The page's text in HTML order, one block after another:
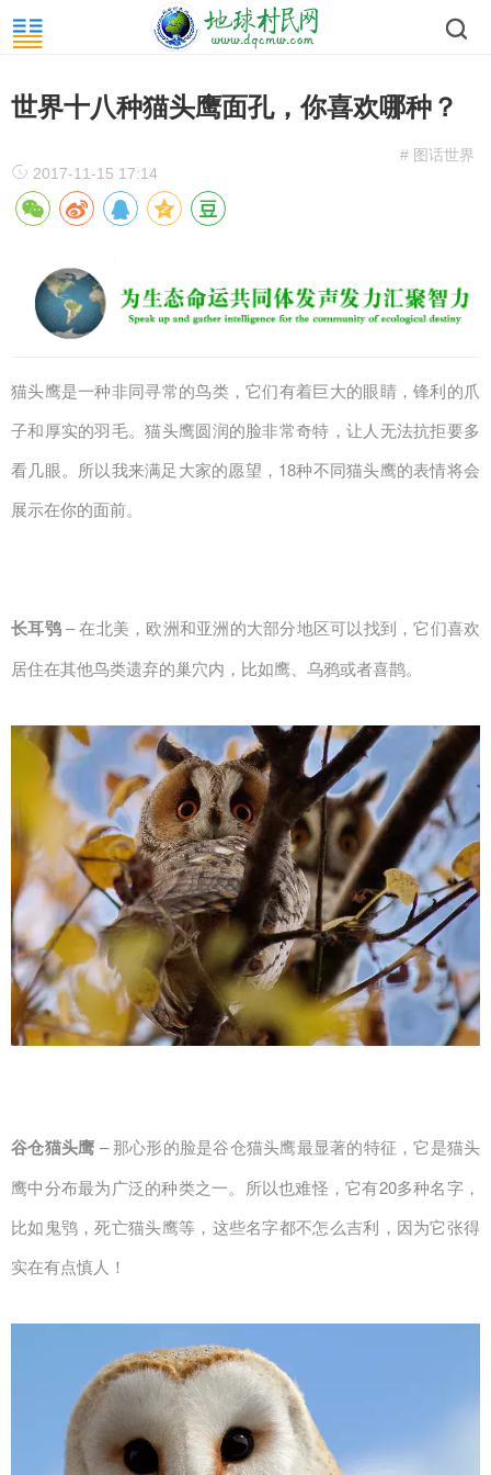
世界十八种猫头鹰面孔，你喜欢哪种？
# 图话世界
2017-11-15 17:14
猫头鹰是一种非同寻常的鸟类，它们有着巨大的眼睛，锋利的爪
子和厚实的羽毛。猫头鹰圆润的脸非常奇特，让人无法抗拒要多
看几眼。所以我来满足大家的愿望，18种不同猫头鹰的表情将会
展示在你的面前。
长耳鸮– 在北美，欧洲和亚洲的大部分地区可以找到，它们喜欢
居住在其他鸟类遗弃的巢穴内，比如鹰、乌鸦或者喜鹊。
谷仓猫头鹰 – 那心形的脸是谷仓猫头鹰最显著的特征，它是猫头
鹰中分布最为广泛的种类之一。所以也难怪，它有20多种名字，
比如鬼鸮，死亡猫头鹰等，这些名字都不怎么吉利，因为它张得
实在有点慎人！